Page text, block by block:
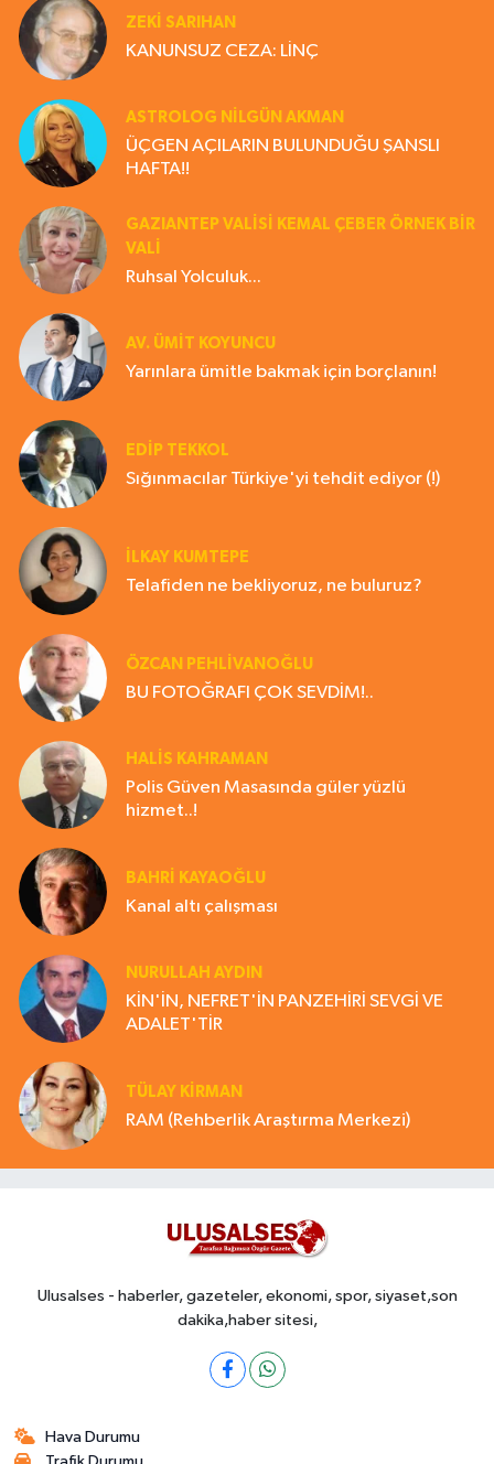
ZEKI SARIHAN
KANUNSUZ CEZA: LİNÇ
ASTROLOG NILGÜN AKMAN
ÜÇGEN AÇILARIN BULUNDUĞU ŞANSLI
HAFTA!!
GAZIANTEP VALISI KEMAL ÇEBER ÖRNEK BİR
VALİ
Ruhsal Yolculuk...
AV. ÜMIT KOYUNCU
Yarınlara ümitle bakmak için borçlanın!
EDIP TEKKOL
Sığınmacılar Türkiye'yi tehdit ediyor (!)
İLKAY KUMTEPE
Telafiden ne bekliyoruz, ne buluruz?
ÖZCAN PEHLİVANOĞLU
BU FOTOĞRAFI ÇOK SEVDİM!..
HALIS KAHRAMAN
Polis Güven Masasında güler yüzlü
hizmet..!
BAHRI KAYAOĞLU
Kanal altı çalışması
NURULLAH AYDIN
KİN'İN, NEFRET'İN PANZEHİRİ SEVGİ VE
ADALET'TİR
TÜLAY KİRMAN
RAM (Rehberlik Araştırma Merkezi)
Ulusalses - haberler, gazeteler, ekonomi, spor, siyaset,son
dakika,haber sitesi,
Hava Durumu
Trafik Durumu